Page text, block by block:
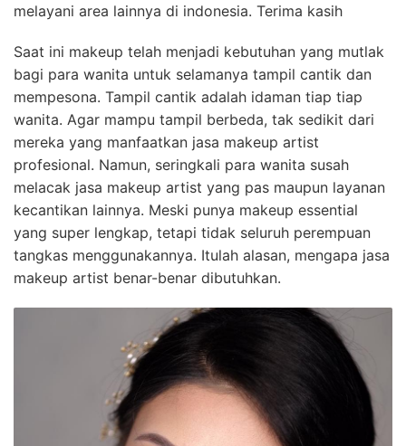
melayani area lainnya di indonesia. Terima kasih
Saat ini makeup telah menjadi kebutuhan yang mutlak
bagi para wanita untuk selamanya tampil cantik dan
mempesona. Tampil cantik adalah idaman tiap tiap
wanita. Agar mampu tampil berbeda, tak sedikit dari
mereka yang manfaatkan jasa makeup artist
profesional. Namun, seringkali para wanita susah
melacak jasa makeup artist yang pas maupun layanan
kecantikan lainnya. Meski punya makeup essential
yang super lengkap, tetapi tidak seluruh perempuan
tangkas menggunakannya. Itulah alasan, mengapa jasa
makeup artist benar-benar dibutuhkan.